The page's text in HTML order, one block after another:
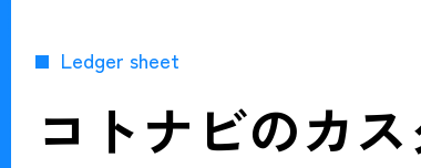
Ledger sheet
コトナビのカ